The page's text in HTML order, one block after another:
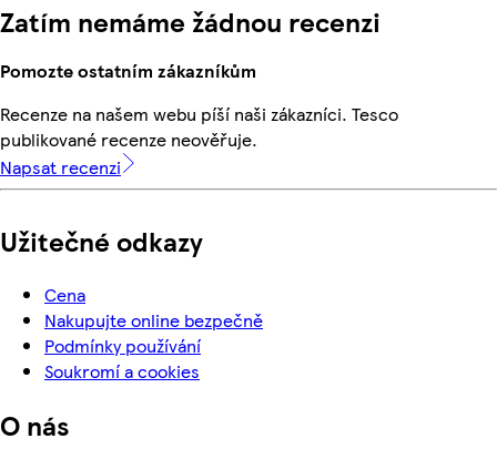
Zatím nemáme žádnou recenzi
Pomozte ostatním zákazníkům
Recenze na našem webu píší naši zákazníci. Tesco
publikované recenze neověřuje.
Napsat recenzi
Užitečné odkazy
Cena
Nakupujte online bezpečně
Podmínky používání
Soukromí a cookies
O nás